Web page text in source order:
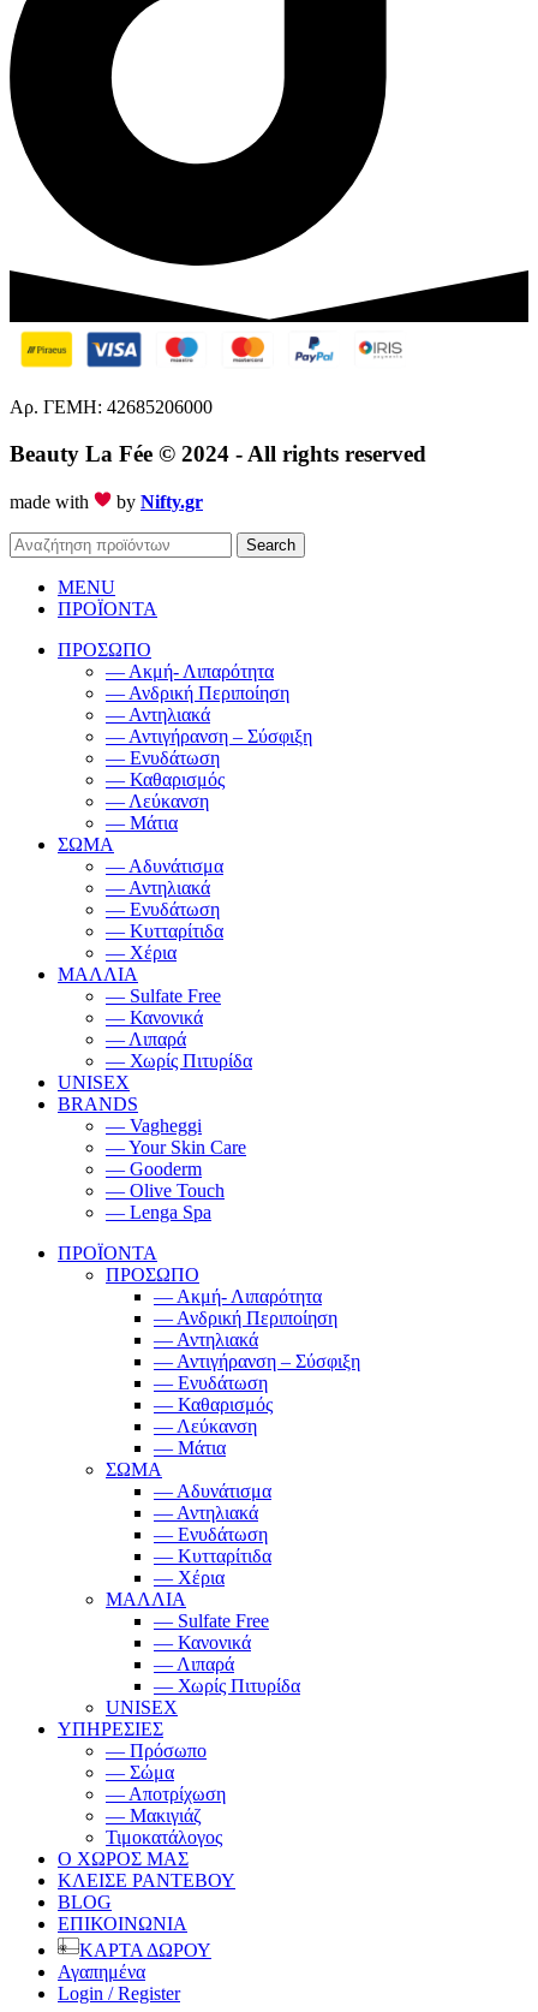
Αρ. ΓΕΜΗ: 42685206000
Beauty La Fée © 2024 - All rights reserved
made with by Nifty.gr
Search
MENU
ΠΡΟΪΟΝΤΑ
ΠΡΟΣΩΠΟ
— Ακμή- Λιπαρότητα
— Ανδρική Περιποίηση
— Αντηλιακά
— Αντιγήρανση – Σύσφιξη
— Ενυδάτωση
— Καθαρισμός
— Λεύκανση
— Μάτια
ΣΩΜΑ
— Αδυνάτισμα
— Αντηλιακά
— Ενυδάτωση
— Κυτταρίτιδα
— Χέρια
ΜΑΛΛΙΑ
— Sulfate Free
— Κανονικά
— Λιπαρά
— Χωρίς Πιτυρίδα
UNISEX
BRANDS
— Vagheggi
— Your Skin Care
— Gooderm
— Olive Touch
— Lenga Spa
ΠΡΟΪΟΝΤΑ
ΠΡΟΣΩΠΟ
— Ακμή- Λιπαρότητα
— Ανδρική Περιποίηση
— Αντηλιακά
— Αντιγήρανση – Σύσφιξη
— Ενυδάτωση
— Καθαρισμός
— Λεύκανση
— Μάτια
ΣΩΜΑ
— Αδυνάτισμα
— Αντηλιακά
— Ενυδάτωση
— Κυτταρίτιδα
— Χέρια
ΜΑΛΛΙΑ
— Sulfate Free
— Κανονικά
— Λιπαρά
— Χωρίς Πιτυρίδα
UNISEX
ΥΠΗΡΕΣΙΕΣ
— Πρόσωπο
— Σώμα
— Αποτρίχωση
— Μακιγιάζ
Τιμοκατάλογος
Ο ΧΩΡΟΣ ΜΑΣ
ΚΛΕΙΣΕ ΡΑΝΤΕΒΟΥ
BLOG
ΕΠΙΚΟΙΝΩΝΙΑ
ΚΑΡΤΑ ΔΩΡΟΥ
Αγαπημένα
Login / Register